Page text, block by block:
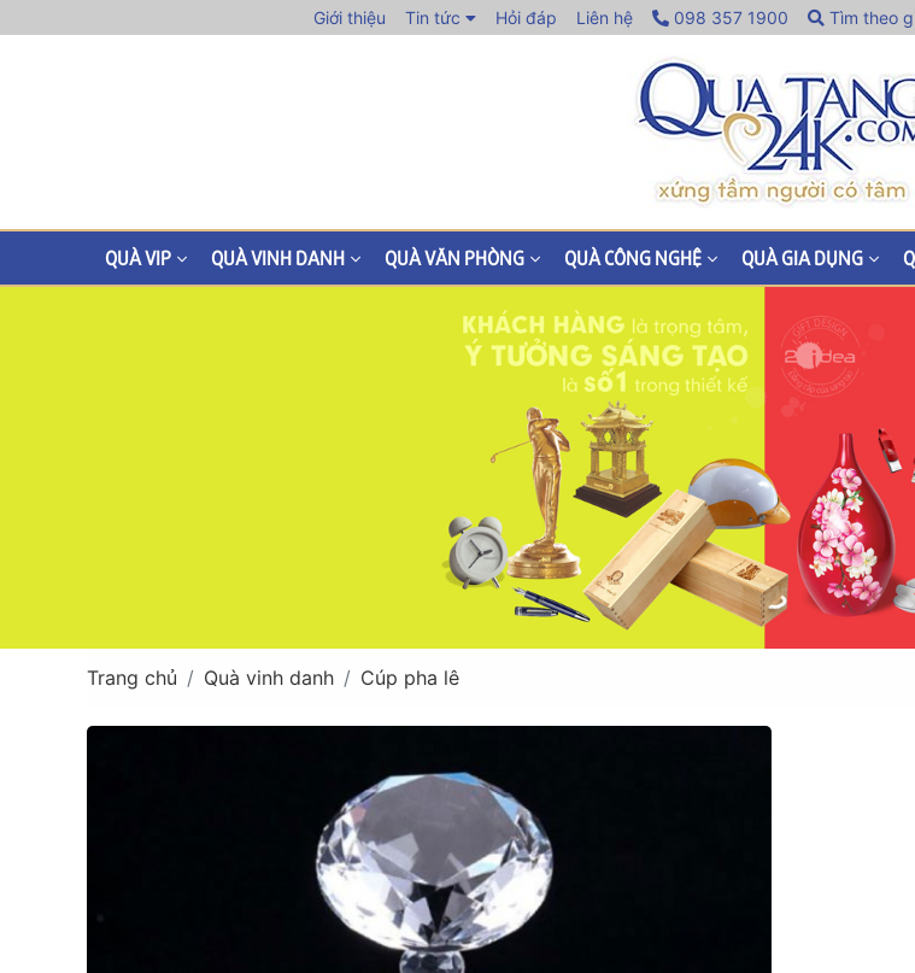
Giới thiệu Tin tức Hỏi đáp Liên hệ 098 357 1900 Tìm theo
QUÀ VIP QUÀ VINH DANH QUÀ VĂN PHÒNG QUÀ CÔNG NGHỆ QUÀ GIA DỤNG
Trang chủ Quà vinh danh Cúp pha lê